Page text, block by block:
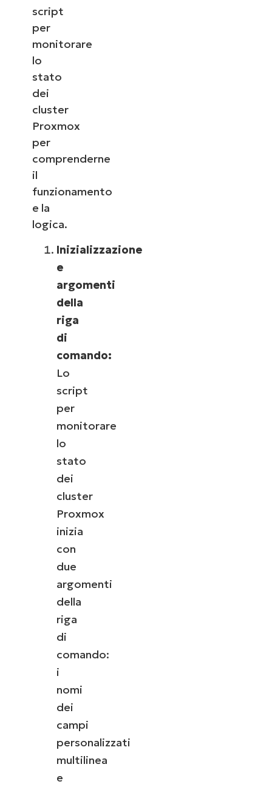
script
per
monitorare
lo
stato
dei
cluster
Proxmox
per
comprenderne
il
funzionamento
e la
logica.
Inizializzazione
e
argomenti
della
riga
di
comando:
Lo
script
per
monitorare
lo
stato
dei
cluster
Proxmox
inizia
con
due
argomenti
della
riga
di
comando:
i
nomi
dei
campi
personalizzati
multilinea
e